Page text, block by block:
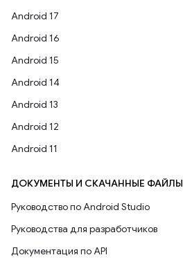
Android 17
Android 16
Android 15
Android 14
Android 13
Android 12
Android 11
ДОКУМЕНТЫ И СКАЧАННЫЕ ФАЙЛЫ
Руководство по Android Studio
Руководства для разработчиков
Документация по API